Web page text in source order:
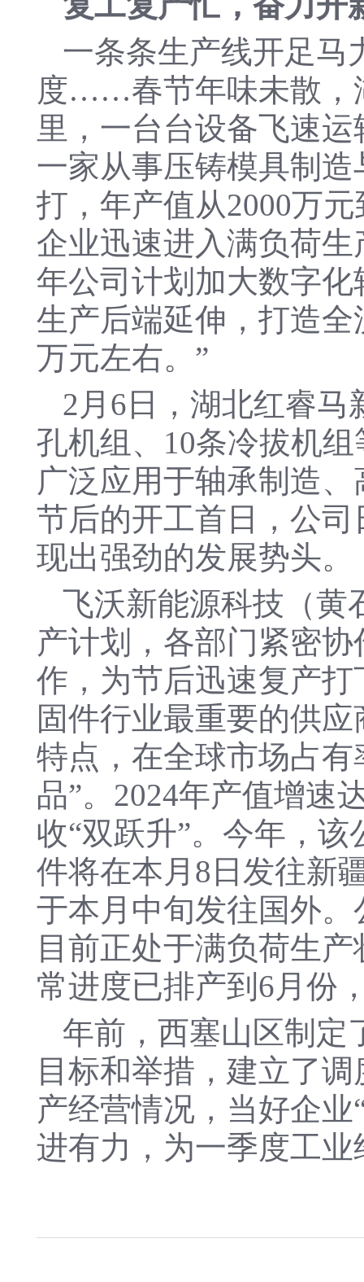
一条条生产线开足马
度……春节年味未散，
里，一台台设备飞速
一家从事压铸模具制
打，年产值从2000万
企业迅速进入满负荷
年公司计划加大数字
生产后端延伸，打造
万元左右。”
2月6日，湖北红睿马
孔机组、10条冷拔机
广泛应用于轴承制造
节后的开工首日，公
现出强劲的发展势头。
飞沃新能源科技（黄
产计划，各部门紧密
作，为节后迅速复产
固件行业最重要的供
特点，在全球市场占
品”。2024年产值增速
收“双跃升”。今年，
件将在本月8日发往新
于本月中旬发往国外
目前正处于满负荷生
常进度已排产到6月份
年前，西塞山区制定
目标和举措，建立了
产经营情况，当好企
进有力，为一季度工